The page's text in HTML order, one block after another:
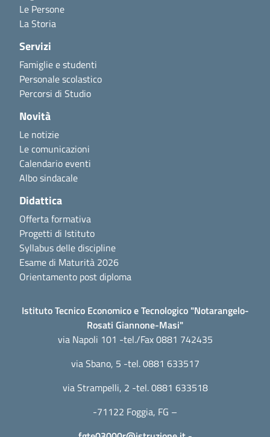
Le Persone
La Storia
Servizi
Famiglie e studenti
Personale scolastico
Percorsi di Studio
Novità
Le notizie
Le comunicazioni
Calendario eventi
Albo sindacale
Didattica
Offerta formativa
Progetti di Istituto
Syllabus delle discipline
Esame di Maturità 2026
Orientamento post diploma
Istituto Tecnico Economico e Tecnologico "Notarangelo-
Rosati Giannone-Masi"
via Napoli 101 -tel./Fax 0881 742435
via Sbano, 5 -tel. 0881 633517
via Strampelli, 2 -tel. 0881 633518
-71122 Foggia, FG –